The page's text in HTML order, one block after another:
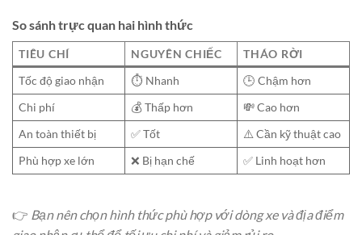
So sánh trực quan hai hình thức
TIÊU CHÍ NGUYÊN CHIẾC
THÁO RỜI
Tốc độ giao nhận
⏱ Nhanh
🕒 Chậm hơn
Chi phí
💰 Thấp hơn
💸 Cao hơn
An toàn thiết bị
✅ Tốt
⚠️ Cần kỹ thuật cao
Phù hợp xe lớn
❌ Bị hạn chế ✅ Linh hoạt hơn
👉 Bạn nên chọn hình thức phù hợp với dòng xe và địa điểm